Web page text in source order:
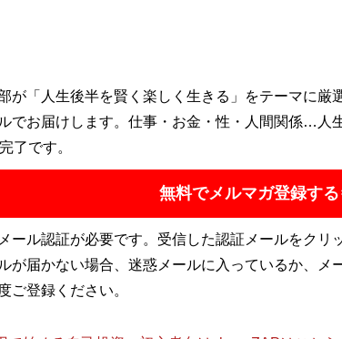
が「人生後半を賢く楽しく生きる」をテーマに厳
でお届けします。仕事・お金・性・人間関係…人
了です。
無料でメルマガ登録す
ール認証が必要です。受信した認証メールをクリ
が届かない場合、迷惑メールに入っているか、メ
ご登録ください。